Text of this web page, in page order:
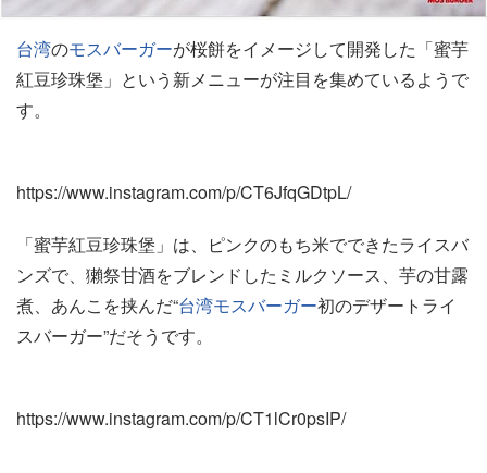
台湾のモスバーガーが桜餅をイメージして開発した「蜜芋
紅豆珍珠堡」という新メニューが注目を集めているようで
す。
https://www.instagram.com/p/CT6JfqGDtpL/
「蜜芋紅豆珍珠堡」は、ピンクのもち米でできたライスバ
ンズで、獺祭甘酒をブレンドしたミルクソース、芋の甘露
煮、あんこを挟んだ“台湾モスバーガー初のデザートライ
スバーガー”だそうです。
https://www.instagram.com/p/CT1lCr0psIP/